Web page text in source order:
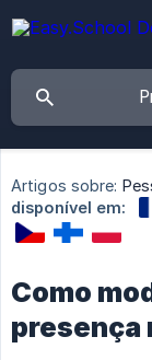
Artigos sobre:
disponível em:
Como
presença